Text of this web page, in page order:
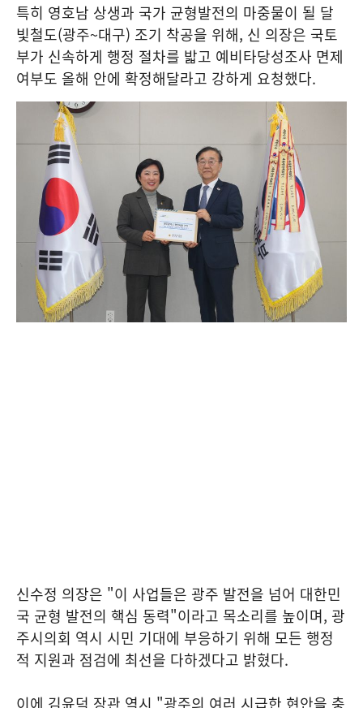
특히 영호남 상생과 국가 균형발전의 마중물이 될 달
빛철도(광주~대구) 조기 착공을 위해, 신 의장은 국토
부가 신속하게 행정 절차를 밟고 예비타당성조사 면제
여부도 올해 안에 확정해달라고 강하게 요청했다.
신수정 의장은 "이 사업들은 광주 발전을 넘어 대한민
국 균형 발전의 핵심 동력"이라고 목소리를 높이며, 광
주시의회 역시 시민 기대에 부응하기 위해 모든 행정
적 지원과 점검에 최선을 다하겠다고 밝혔다.